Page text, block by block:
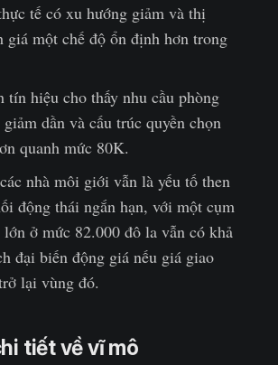
tế có xu hướng giảm và thị
giá một chế độ ổn định hơn trong
tín hiệu cho thấy nhu cầu phòng
dần và cấu trúc quyền chọn
quanh mức 80K.
nhà môi giới vẫn là yếu tố then
động thái ngắn hạn, với một cụm
lớn ở mức 82.000 đô la vẫn có khả
đại biến động giá nếu giá giao
lại vùng đó.
tiết về vĩ mô